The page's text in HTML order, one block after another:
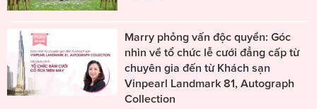
Marry phỏng vấn độc quyền: Góc
nhìn về tổ chức lễ cưới đẳng cấp từ
chuyên gia đến từ Khách sạn
Vinpearl Landmark 81, Autograph
Collection